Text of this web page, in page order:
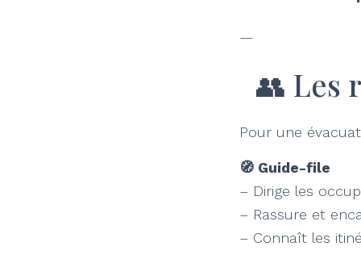
—
👥 Les
Pour une
🧭 Guide-file
– Dirige les
– Rassure et
– Connaît les